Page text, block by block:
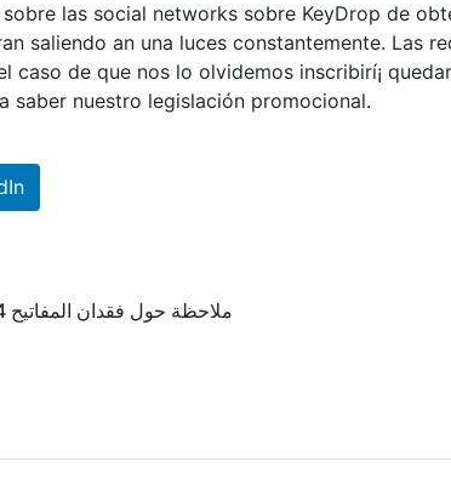
las social networks sobre KeyDrop de
saliendo an una luces constantemente. Las
caso de que nos lo olvidemos inscribirí¡
saber nuestro legislación promocional.